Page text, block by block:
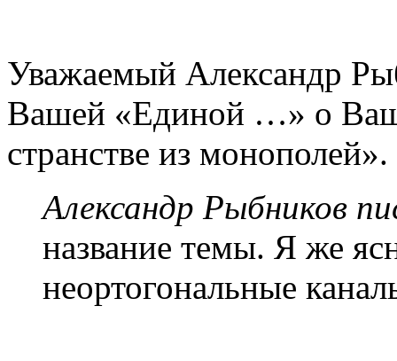
Уважаемый Александр
Вашей «Единой …» о
странстве из монополей».
Александр Рыбников
название темы. Я же
неортогональные